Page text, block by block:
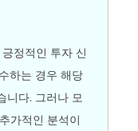
정적인 투자 신
하는 경우 해당
니다. 그러나 모
가적인 분석이